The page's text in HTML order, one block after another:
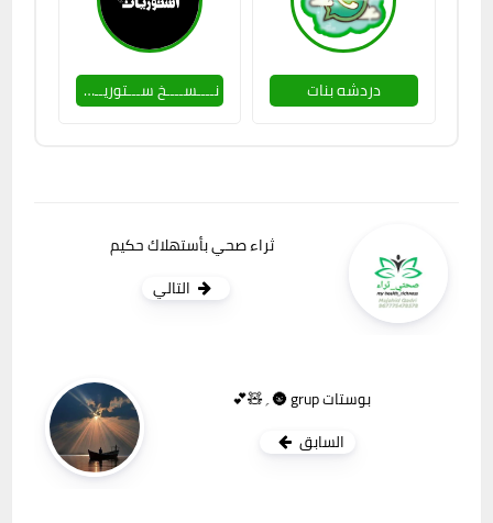
دردشه بنات نــــســــخ ســـتوريــــات 2023
ثراء صحي بأستهلاك حكيم
التالي
بوستات grup 🌚؍🧸💕
السابق